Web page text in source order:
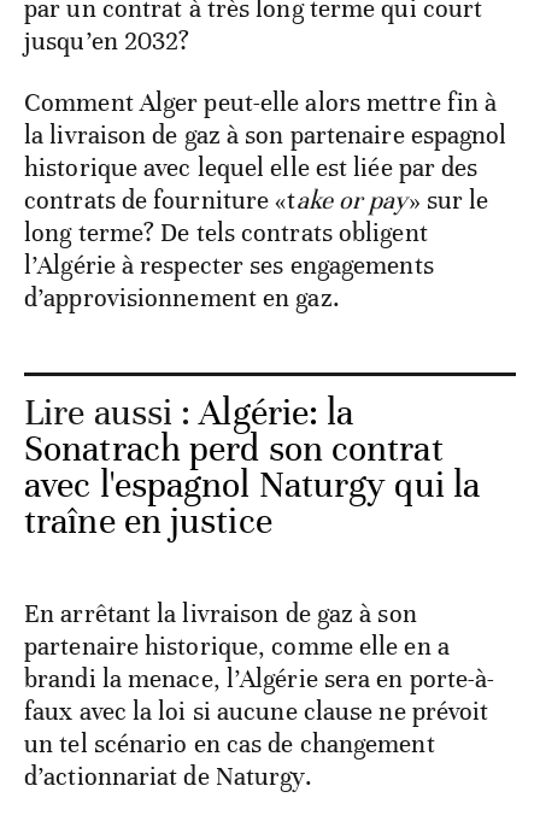
par un contrat à très long terme qui court
jusqu’en 2032?
Comment Alger peut-elle alors mettre fin à
la livraison de gaz à son partenaire espagnol
historique avec lequel elle est liée par des
contrats de fourniture «take or pay» sur le
long terme? De tels contrats obligent
l’Algérie à respecter ses engagements
d’approvisionnement en gaz.
Lire aussi :Algérie: la
Sonatrach perd son contrat
avec l'espagnol Naturgy qui la
traîne en justice
En arrêtant la livraison de gaz à son
partenaire historique, comme elle en a
brandi la menace, l’Algérie sera en porte-à-
faux avec la loi si aucune clause ne prévoit
un tel scénario en cas de changement
d’actionnariat de Naturgy.